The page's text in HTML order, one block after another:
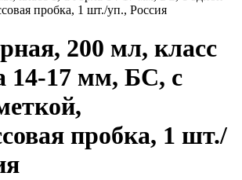
пробка, 1 шт./уп., Россия
200 мл, класс
14-17 мм, БС, с
пробка, 1 шт./